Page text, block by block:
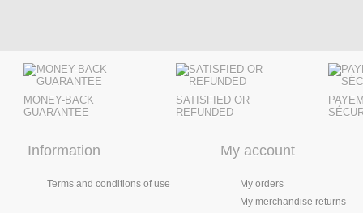
MONEY-BACK
GUARANTEE
SATISFIED OR
REFUNDED
Information
Terms and conditions of use
My account
My orders
My merchandise returns